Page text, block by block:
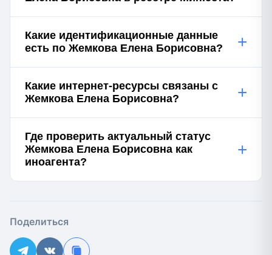
Какие идентификационные данные
есть по Жемкова Елена Борисовна?
+
Какие интернет-ресурсы связаны с
Жемкова Елена Борисовна?
+
Где проверить актуальный статус
Жемкова Елена Борисовна как
иноагента?
+
Поделиться